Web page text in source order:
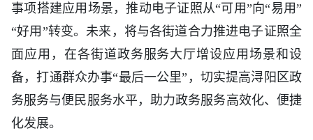
事项搭建应用场景，推动电子证照从“可用”向“易用”
“好用”转变。未来，将与各街道合力推进电子证照全
面应用，在各街道政务服务大厅增设应用场景和设
备，打通群众办事“最后一公里”，切实提高浔阳区政
务服务与便民服务水平，助力政务服务高效化、便捷
化发展。